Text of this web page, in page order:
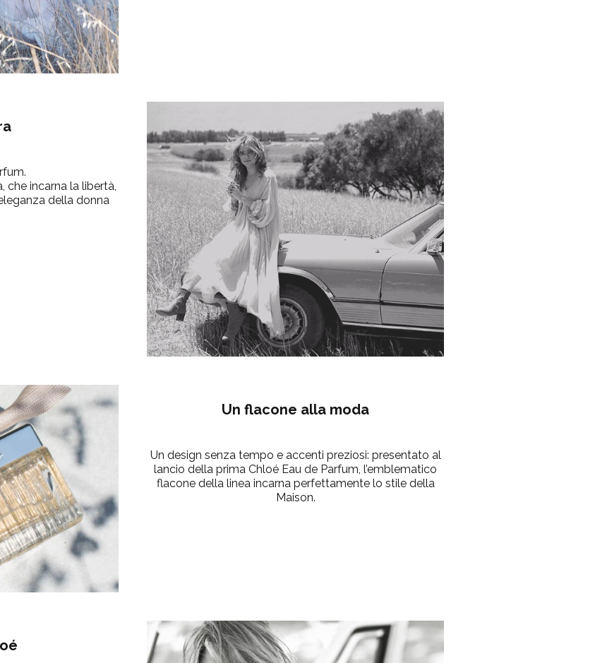
che incarna la libertà,
della donna
Un flacone alla moda
Un design senza tempo e accenti preziosi: presentato al
lancio della prima Chloé Eau de Parfum, l’emblematico
flacone della linea incarna perfettamente lo stile della
Maison.